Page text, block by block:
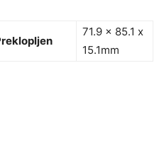
71.9 x 85.1 x
15.1mm